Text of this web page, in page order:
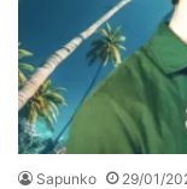
Sapunko 29/01/